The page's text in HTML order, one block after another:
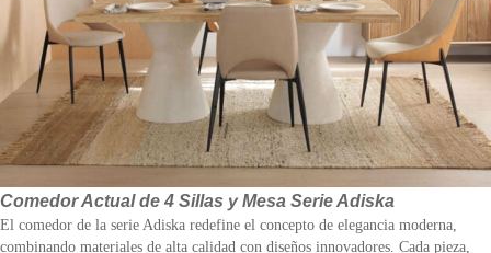
Comedor Actual de 4 Sillas y Mesa Serie Adiska
El comedor de la serie Adiska redefine el concepto de elegancia moderna,
combinando materiales de alta calidad con diseños innovadores. Cada pieza,